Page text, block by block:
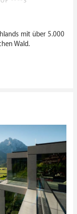
mit über 5.000
Wald.